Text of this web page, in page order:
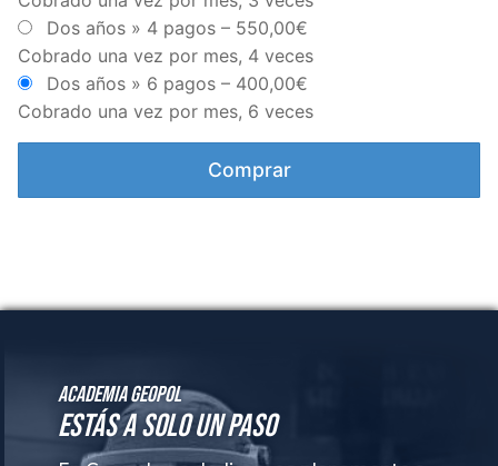
Academia GeoPol
Estás a solo un paso